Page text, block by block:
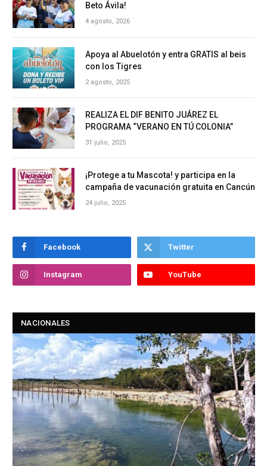
Beto Ávila!
4 agosto, 2026
Apoya al Abuelotón y entra GRATIS al beis
con los Tigres
2 agosto, 2025
REALIZA EL DIF BENITO JUÁREZ EL
PROGRAMA “VERANO EN TÚ COLONIA”
31 julio, 2025
¡Protege a tu Mascota! y participa en la
campaña de vacunación gratuita en Cancún
24 julio, 2025
Facebook Twitter
Instagram YouTube
NACIONALES